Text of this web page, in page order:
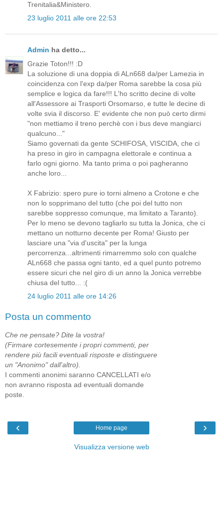
Trenitalia&Ministero.
23 luglio 2011 alle ore 22:53
Admin ha detto...
Grazie Toton!!! :D
La soluzione di una doppia di ALn668 da/per Lamezia in
coincidenza con l'exp da/per Roma sarebbe la cosa più
semplice e logica da fare!!! L'ho scritto decine di volte
all'Assessore ai Trasporti Orsomarso, e tutte le decine di
volte svia il discorso. E' evidente che non può certo dirmi
"non mettiamo il treno perchè con i bus deve mangiarci
qualcuno..."
Siamo governati da gente SCHIFOSA, VISCIDA, che ci
ha preso in giro in campagna elettorale e continua a
farlo ogni giorno. Ma tanto prima o poi pagheranno
anche loro...
X Fabrizio: spero pure io torni almeno a Crotone e che
non lo sopprimano del tutto (che poi del tutto non
sarebbe soppresso comunque, ma limitato a Taranto).
Per lo meno se devono tagliarlo su tutta la Jonica, che ci
mettano un notturno decente per Roma! Giusto per
lasciare una "via d'uscita" per la lunga
percorrenza...altrimenti rimarremmo solo con qualche
ALn668 che passa ogni tanto, ed a quel punto potremo
essere sicuri che nel giro di un anno la Jonica verrebbe
chiusa del tutto... :(
24 luglio 2011 alle ore 14:26
Posta un commento
Che ne pensate? Dite la vostra!
(Firmare cortesemente i propri commenti, per
rendere più facili eventuali risposte e distinguere
un "Anonimo" dall'altro).
I commenti anonimi saranno CANCELLATI e/o
non avranno risposta ad eventuali domande
poste.
‹ ›
Home page
Visualizza versione web